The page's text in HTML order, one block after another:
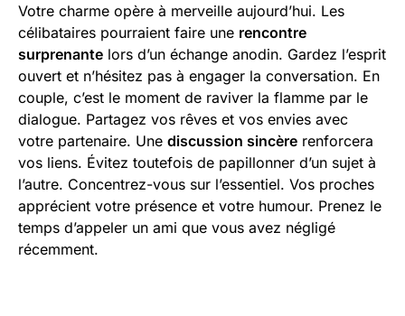
Votre charme opère à merveille aujourd’hui. Les
célibataires pourraient faire une rencontre
surprenante lors d’un échange anodin. Gardez l’esprit
ouvert et n’hésitez pas à engager la conversation. En
couple, c’est le moment de raviver la flamme par le
dialogue. Partagez vos rêves et vos envies avec
votre partenaire. Une discussion sincère renforcera
vos liens. Évitez toutefois de papillonner d’un sujet à
l’autre. Concentrez-vous sur l’essentiel. Vos proches
apprécient votre présence et votre humour. Prenez le
temps d’appeler un ami que vous avez négligé
récemment.